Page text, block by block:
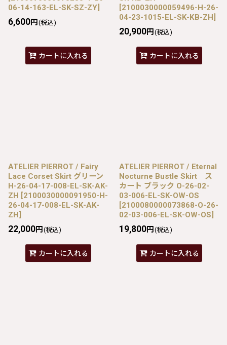
06-14-163-EL-SK-SZ-ZY]
6,600円 (税込)
カートに入れる
[2100030000059496-H-26-
04-23-1015-EL-SK-KB-ZH]
20,900円 (税込)
カートに入れる
ATELIER PIERROT / Fairy
Lace Corset Skirt グリーン
H-26-04-17-008-EL-SK-AK-
ZH [2100030000091950-H-
26-04-17-008-EL-SK-AK-
ZH]
22,000円 (税込)
カートに入れる
ATELIER PIERROT / Eternal
Nocturne Bustle Skirt ス
カート ブラック O-26-02-
03-006-EL-SK-OW-OS
[2100080000073868-O-26-
02-03-006-EL-SK-OW-OS]
19,800円 (税込)
カートに入れる